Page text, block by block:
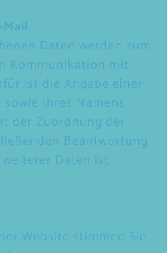
Daten werden zum
Kommunikation mit
ist die Angabe einer
Ihres Namens
der Zuordnung der
Beantwortung
Daten ist
Website stimmen Sie